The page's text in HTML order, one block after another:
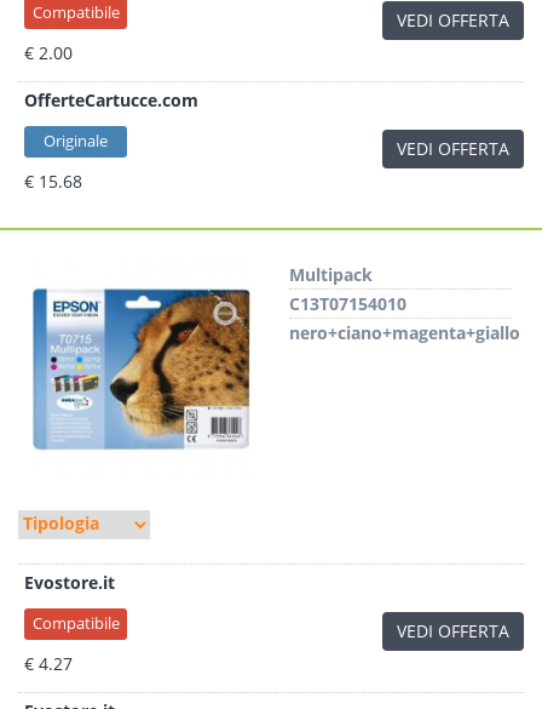
Compatibile
€ 2.00
VEDI OFFERTA
OfferteCartucce.com
Originale
€ 15.68
VEDI OFFERTA
Multipack
C13T07154010
nero+ciano+magenta+giallo
Evostore.it
Compatibile
€ 4.27
VEDI OFFERTA